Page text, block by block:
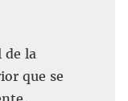
de la
que se